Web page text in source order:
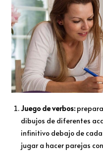
Juego de verbos:
dibujos de diferentes
infinitivo debajo de cada
jugar a hacer parejas